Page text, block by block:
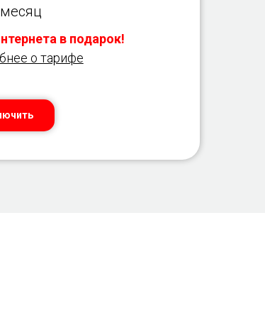
в подарок!
о тарифе